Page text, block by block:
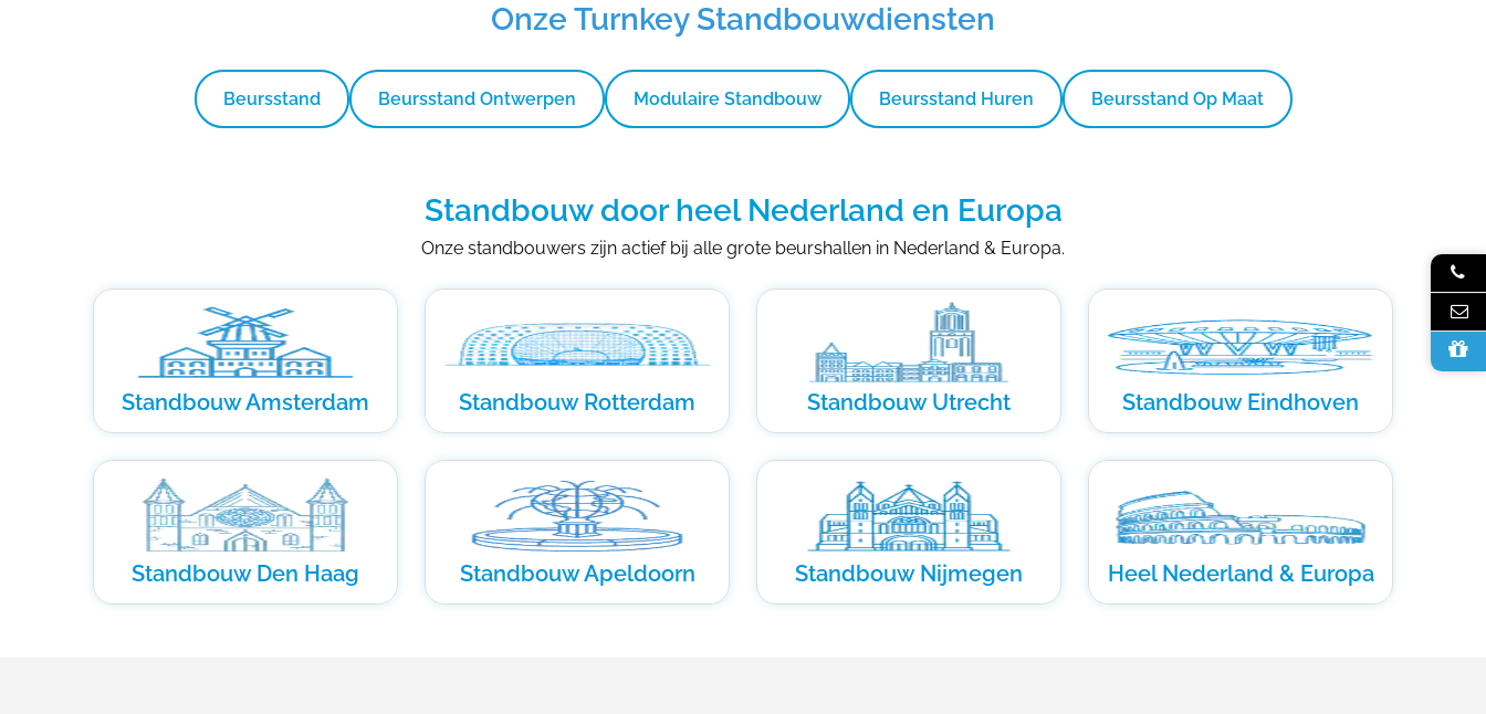
Onze Turnkey Standbouwdiensten
Beursstand Beursstand Ontwerpen Modulaire Standbouw Beursstand Huren Beursstand Op Maat
Standbouw door heel Nederland en Europa
Onze standbouwers zijn actief bij alle grote beurshallen in Nederland & Europa.
Standbouw Amsterdam Standbouw Rotterdam Standbouw Utrecht Standbouw Eindhoven
Standbouw Den Haag Standbouw Apeldoorn Standbouw Nijmegen Heel Nederland & Europa